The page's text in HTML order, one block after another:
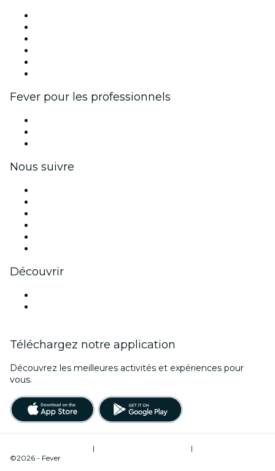
Fever pour les professionnels
Nous suivre
Découvrir
Téléchargez notre application
Découvrez les meilleures activités et expériences pour
vous.
| |
©2026 - Fever